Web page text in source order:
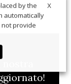
X
by the
automatically
provide